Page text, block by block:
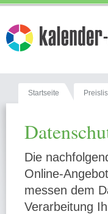
Startseite
Die
Online-
messen dem
Verarbeitung